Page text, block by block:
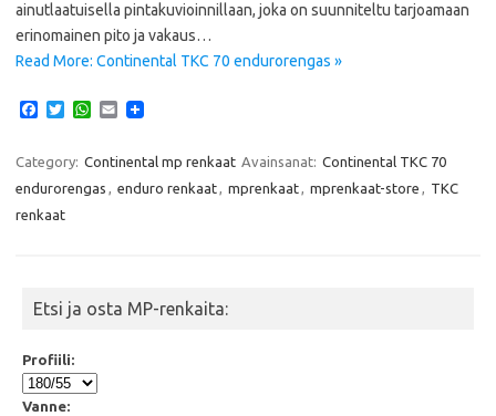
ainutlaatuisella pintakuvioinnillaan, joka on suunniteltu tarjoamaan
erinomainen pito ja vakaus…
Read More: Continental TKC 70 endurorengas »
e
b
o
o
T
t
e
r
W
t
A
E
i
Category: Continental mp renkaat Avainsanat: Continental TKC 70
endurorengas , enduro renkaat, mprenkaat, mprenkaat-store , TKC
renkaat
Etsi ja osta MP-renkaita:
Profiili:
Vanne: